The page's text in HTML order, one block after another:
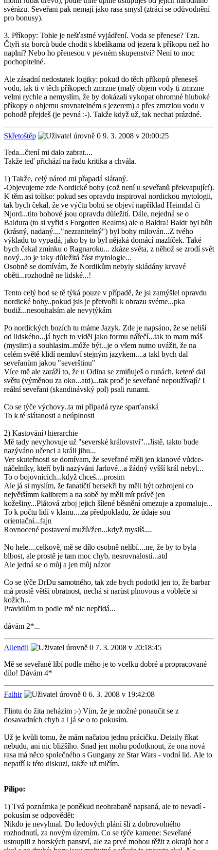
svérázu. Seveřani pak nemají jako rasa smysl (ztrácí se odůvodnění
pro bonusy).
3. Příkopy: Tohle je nešťastné vyjádření. Voda se přenese? Tzn.
Čtyři sta borců bude chodit s kbelíkama od jezera k příkopu než ho
naplní? Nebo ho přenesou v pevném skupenství? Není to moc
pochopitelné.
Ale zásadní nedostatek logiky: pokud do těch příkopů přeneseš
vodu, tak ti v těch příkopech zmrzne (malý objem vody ti zmrzne
velmi rychle a nemyslím, že by dokázali vykopat ohromné hluboké
příkopy o objemu srovnatelném s jezerem) a přes zmrzlou vodu v
pohodě přejdeš (je pevná :-). Takže když už, tak nechat prázdné.
Skřetoštěp
9. 3. 2008 v 20:00:25
Teda...čtení mi dalo zabrat....
Takže teď přichází na řadu kritika a chvála.
1) Takže, celý národ mi přapadá slátaný.
-Objevujeme zde Nordické bohy (což není u seveřanů překvapující).
K těm asi toliko: pokud ses opravdu inspiroval nordickou mytologii,
tak bych čekal, že ve výčtu bohů se objeví například Heimdal či
Njord...tito bohové jsou opravdu důležití. Dále, nejedná se o
Baldura (to si vyřid s Forgotten Realms) ale o Baldra! Baldr byl bůh
(krásný, nadaný...."nezranitelný") byl bohy milován...Z tvého
výkladu to vypadá, jako by to byl nějaká domácí mazlíček. Také
bych čekal zmínku o Ragnaroku... zkáze světa, z něhož se zrodí svět
nový...to je taky důležitá část mytologie...
Osobně se domívám, že Nordikům nebyly skládány krvavé
oběti...rozhodně ne lidské...!
Tento celý bod se tě týká pouze v případě, že jsi zamýšlel opravdu
nordické bohy..pokud jsis je přetvořil k obrazu svéme...pka
budiž...nesouhalsím ale nevytýkám
Po nordických bozích tu máme Jazyk. Zde je napsáno, že se neliší
od lidského...já bych to viděl jako formu nářečí...tak to mam máš
(myslim) a souhlasim..může být...je o všem nutno uvážit, že na
celém světě klidí nemluví stejným jazykem....a takl bych dal
seveřanům jakou "severštinu"
Více mě ale zaráží to, že u Odina se zmiňuješ o runách, keteré dal
světu (výměnou za oko...atd)...tak proč je seveřané nepoužívají? I
reální seveřani (skandinávský pol) psali runami.
Co se týče výchovy..ta mi připadá ryze sparťanská
To k té slátanosti a neúplnosti
2) Kastování+hierarchie
Mě tady nevyhovuje už "severské království"...Jistě, takto bude
nazýváno učenci a králi jihu...
Ver skuteřnosti se domívam, že seveřané měli jen klanové vůdce-
náčelníky, kteří byli nazýváni Jarlové...a žádný vyšší král nebyl...
To o bojovnících...když chceš....prosím
Ale já si myslím, že fanatičtí bersekři by měli být ozbrojeni co
největšímm kalibrem a na sobě by měli mít právě jen
kožešiny...Plátová zrboj jejich šílené běsnění omezuje a zpomaluje...
To k počtu lidí v klanu....za předpokladu, že údaje sou
orientační...fajn
Rovnocené postavení mužů/žen...když myslíš....
No hele....celkově, mě se dílo osobně nelíbí....ne, že by to byla
blbost, ale prostě je tam moc chyb, nesrovnalostí...atd
Ale jedná se o můj a jen můj názor
Co se týče DrDu samotného, tak zde bych podotkl jen to, že barbar
má prostě větší obratnost, nechá si narůst plnovous a vobleče si
kožich...
Pravidlům to podle mě nic nepřidá...
dávám 2*...
Allendil
7. 3. 2008 v 20:18:45
Mě se seveřané líbí podle mého je to vcelku dobré a propracované
dílo! Dávám 4*
Falhir
6. 3. 2008 v 19:42:08
Flintu do žita neházím ;-) Vím, že je možné ponaučit se z
dosavadních chyb a i já se o to pokusím.
Už je kvůli tomu, že mám načatou jednu prácičku. Detaily říkat
nebudu, ani nic bližšího. Snad jen mohu podotknout, že ona nová
rasa má něco společného s Gungany ze Star Wars - vodní lid. Ale to
nepatří k této diskuzi, takže už mlčím.
Pilipo:
1) Tvá poznámka je poněkud neohrabaně napsaná, ale to nevadí -
pokusím se odpovědět:
Nikdo je nevyhnal. Do ledových plání šli z dobrovolného
rozhodnutí, za novým územím. Co se týče kamene: Seveřané
ustoupili z horských panství, ale za prvé mohou těžit z okrajů hor a